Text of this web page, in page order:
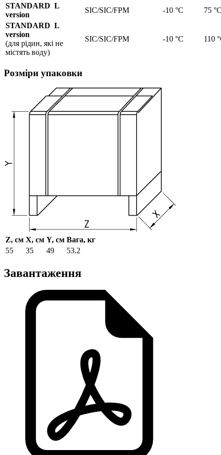
STANDARD L
version
SIC/SIC/FPM -10 °C
75
STANDARD L
version
(для рідин, які не
містять воду)
SIC/SIC/FPM -10 °C 110
Розміри упаковки
Z, см X, см Y, см Вага, кг
55
35 49 53.2
Завантаження